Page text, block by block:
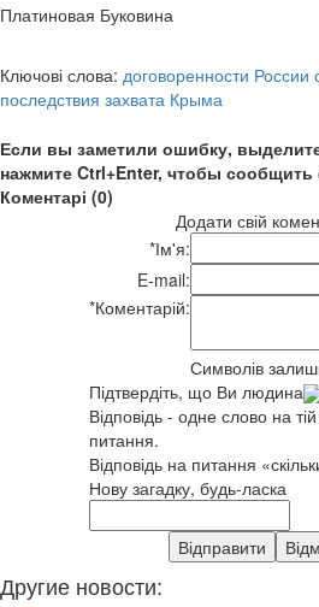
Платиновая Буковина
Ключові слова: договоренности
последствия захвата Крыма
Если вы заметили ошибку,
нажмите Ctrl+Enter, чтобы сообщить
Коментарі (0)
Додати свій
*Ім'я:
E-mail:
*Коментарій:
Символів
Підтвердіть, що Ви людина
Відповідь - одне слово на
питання.
Відповідь на питання
Нову загадку, будь-ласка
Другие новости: